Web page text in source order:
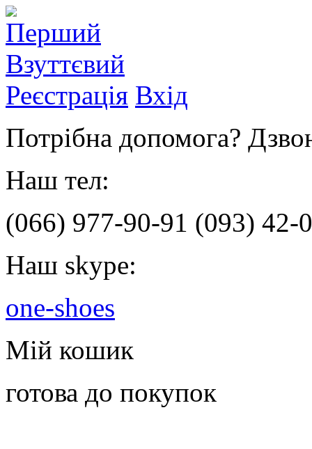
Реєстрація Вхід
Потрібна допомога?
Наш тел:
(066) 977-90-91 (093) 42-
Наш skype:
one-shoes
Мій кошик
готова до покупок